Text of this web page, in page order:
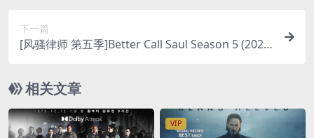
下一篇
[风骚律师 第五季]Better Call Saul Season 5 (2020)
减][MP4/13GB][中英字幕]
相关文章
VIP